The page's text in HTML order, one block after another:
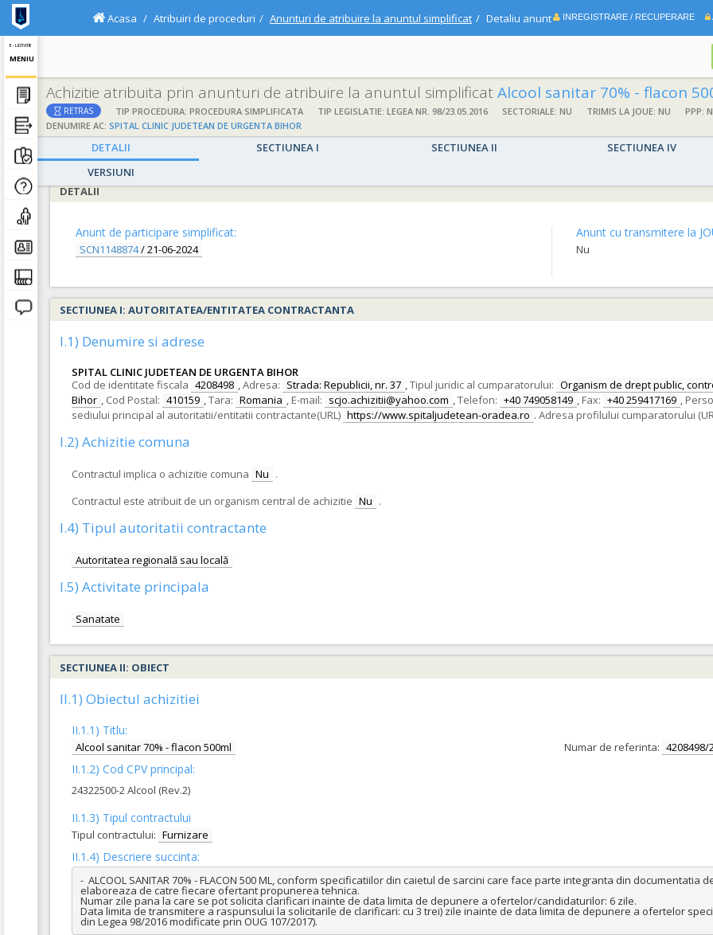
E - LICITATIE
MENIU
INREGISTRARE / RECUPERARE
Acasa Atribuiri de proceduri Anunturi de atribuire la anuntul simplificat Detaliu anunt
;;
Achizitie atribuita prin anunturi de atribuire la anuntul simplificat Alcool sanitar 70% - flacon
RETRAS TIP PROCEDURA: PROCEDURA SIMPLIFICATA TIP LEGISLATIE: LEGEA NR. 98/23.05.2016 SECTORIALE: NU TRIMIS LA JOUE: NU PPP:
DENUMIRE AC: SPITAL CLINIC JUDETEAN DE URGENTA BIHOR
DETALII SECTIUNEA I SECTIUNEA II SECTIUNEA IV
VERSIUNI
DETALII
Anunt de participare simplificat:
SCN1148874/21-06-2024
Anunt cu transmitere la
Nu
SECTIUNEA I: AUTORITATEA/ENTITATEA CONTRACTANTA
I.1) Denumire si adrese
SPITAL CLINIC JUDETEAN DE URGENTA BIHOR
Cod de identitate fiscala 4208498 ,Adresa: Strada: Republicii, nr. 37 ,Tipul juridic al cumparatorului: Organism de drept public,
Bihor , Cod Postal: 410159 ,Tara: Romania , E-mail: scjo.achizitii@yahoo.com ,Telefon: +40 749058149 , Fax: +40 259417169 ,
sediului principal al autoritatii/entitatii contractante(URL) https://www.spitaljudetean-oradea.ro . Adresa profilului cumparatorului
I.2) Achizitie comuna
Contractul implica o achizitie comuna Nu .
Contractul este atribuit de un organism central de achizitie Nu .
I.4) Tipul autoritatii contractante
Autoritatea regională sau locală
I.5) Activitate principala
Sanatate
SECTIUNEA II: OBIECT
II.1) Obiectul achizitiei
II.1.1) Titlu:
Alcool sanitar 70% - flacon 500ml Numar de referinta: 4208498/
II.1.2) Cod CPV principal:
24322500-2 Alcool (Rev.2)
II.1.3) Tipul contractului
Tipul contractului: Furnizare
II.1.4) Descriere succinta:
-  ALCOOL SANITAR 70% - FLACON 500 ML, conform specificatiilor din caietul de sarcini care face parte integranta din
elaboreaza de catre fiecare ofertant propunerea tehnica.
Numar zile pana la care se pot solicita clarificari inainte de data limita de depunere a ofertelor/candidaturilor: 6 zile.
Data limita de transmitere a raspunsului la solicitarile de clarificari: cu 3 trei) zile inainte de data limita de depunere a ofertelor
din Legea 98/2016 modificate prin OUG 107/2017).